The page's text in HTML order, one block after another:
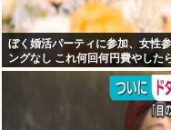
ぼく婚活パーティに参加、女性
ングなし これ何回何円費やし